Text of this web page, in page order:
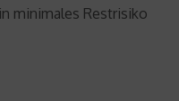
minimales Restrisiko